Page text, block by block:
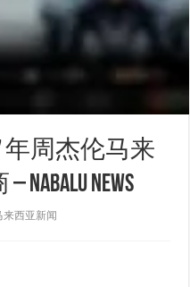
年周杰伦马来
News
来西亚新闻